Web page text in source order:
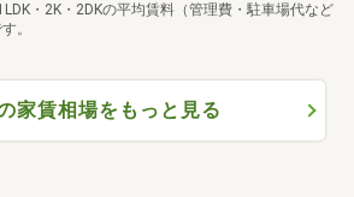
・2K・2DKの平均賃料（管理費・駐車場代など
。
家賃相場をもっと見る